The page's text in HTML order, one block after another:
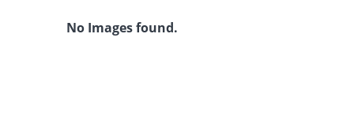
No Images found.